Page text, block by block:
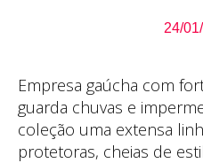
24/
Empresa gaúcha com
guarda chuvas e
coleção uma extensa
protetoras, cheias de